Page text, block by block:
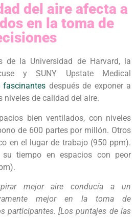
del aire afecta a
en la toma de
de la Universidad de Harvard, la
y SUNY Upstate Medical
fascinantes después de exponer a
niveles de calidad del aire.
bien ventilados, con niveles
de 600 partes por millón. Otros
en el lugar de trabajo (950 ppm).
tiempo en espacios con peor
mejor aire conducía a un
mejor en la toma de
participantes. [Los puntajes de las